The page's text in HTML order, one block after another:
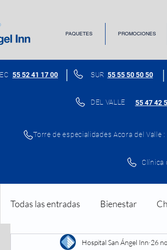
PAQUETES PROMOCIONES
55 52 41 17 00 55 55 50 50 50
SUR
DEL VALLE 55 47 42
Torre de especialidades Acora del Valle :
Clínica
Todas las entradas Bienestar
Enfermedades Digestivas
Hospital San Ángel Inn 26